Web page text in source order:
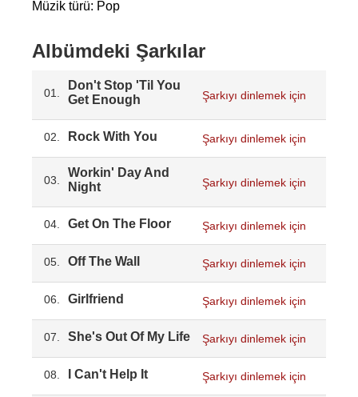
Müzik türü: Pop
Albümdeki Şarkılar
01.
Don't Stop 'Til You
Get Enough
Şarkıyı dinlemek için
02. Rock With You Şarkıyı dinlemek için
03.
Workin' Day And
Night
Şarkıyı dinlemek için
04. Get On The Floor Şarkıyı dinlemek için
05. Off The Wall Şarkıyı dinlemek için
06. Girlfriend Şarkıyı dinlemek için
07. She's Out Of My Life Şarkıyı dinlemek için
08. I Can't Help It Şarkıyı dinlemek için